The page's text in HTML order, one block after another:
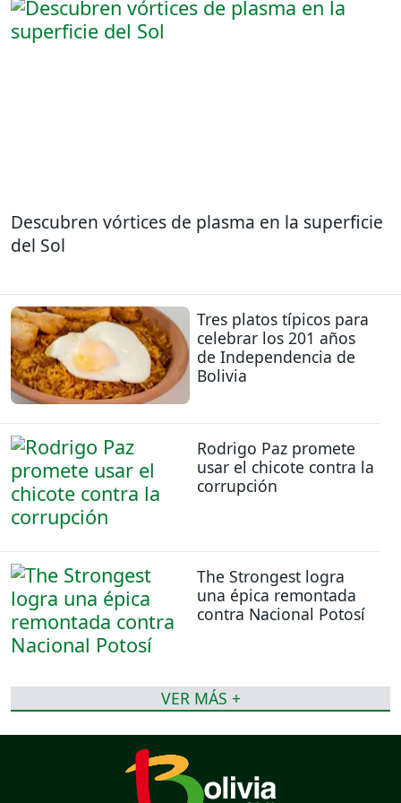
Descubren vórtices de plasma en la superficie
del Sol
Tres platos típicos para
celebrar los 201 años
de Independencia de
Bolivia
Rodrigo Paz promete
usar el chicote contra la
corrupción
The Strongest logra
una épica remontada
contra Nacional Potosí
VER MÁS +